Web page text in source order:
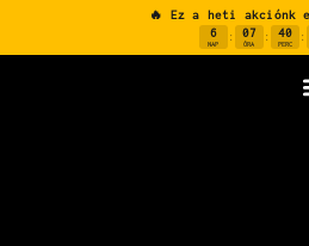
🔥 Ez a heti akciónk
6
NAP
: 07
ÓRA
: 40
PERC
: